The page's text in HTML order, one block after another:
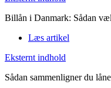
Billån i Danmark: Sådan
Læs artikel
Eksternt indhold
Sådan sammenligner du